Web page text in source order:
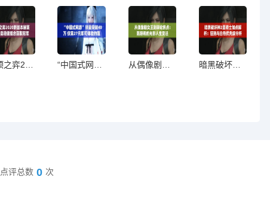
暗黑破坏神2圣骑士加点解析：狂热与白热优先级分析
点评总数 0 次